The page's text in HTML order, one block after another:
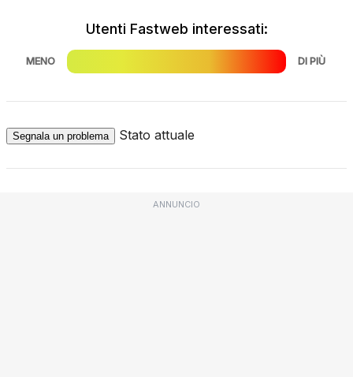
Utenti Fastweb interessati:
MENO DI PIÙ
Segnala un problema Stato attuale
ANNUNCIO